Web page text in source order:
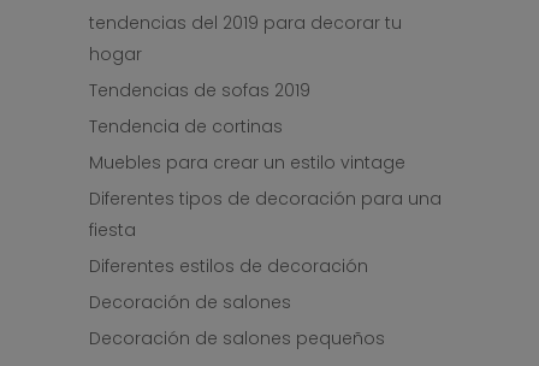
tendencias del 2019 para decorar tu
hogar
Tendencias de sofas 2019
Tendencia de cortinas
Muebles para crear un estilo vintage
Diferentes tipos de decoración para una
fiesta
Diferentes estilos de decoración
Decoración de salones
Decoración de salones pequeños